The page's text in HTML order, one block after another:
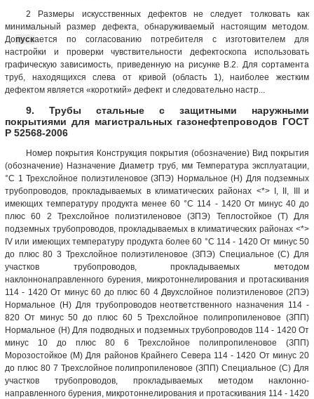
2 Размеры искусственных дефектов не следует толковать как
минимальный размер дефекта, обнаруживаемый настоящим методом.
Допускается по согласованию потребителя с изготовителем для
настройки и проверки чувствительности дефектоскопа использовать
графическую зависимость, приведенную на рисунке В.2. Для сортамента
труб, находящихся слева от кривой (область 1), наиболее жестким
дефектом является «короткий» дефект и следовательно настр...
9. Трубы стальные с защитными наружными
покрытиями для магистральных газонефтепроводов ГОСТ
Р 52568-2006
Номер покрытия Конструкция покрытия (обозначение) Вид покрытия
(обозначение) Назначение Диаметр труб, мм Температура эксплуатации,
°С 1 Трехслойное полиэтиленовое (ЗПЭ) Нормальное (Н) Для подземных
трубопроводов, прокладываемых в климатических районах <*> I, II, III и
имеющих температуру продукта менее 60 °С 114 - 1420 От минус 40 до
плюс 60 2 Трехслойное полиэтиленовое (ЗПЭ) Теплостойкое (Т) Для
подземных трубопроводов, прокладываемых в климатических районах <*>
IV или имеющих температуру продукта более 60 °С 114 - 1420 От минус 50
до плюс 80 3 Трехслойное полиэтиленовое (ЗПЭ) Специальное (С) Для
участков трубопроводов, прокладываемых методом
наклоннонаправленного бурения, микротоннелирования и протаскивания
114 - 1420 От минус 60 до плюс 60 4 Двухслойное полиэтиленовое (2ПЭ)
Нормальное (Н) Для трубопроводов неответственного назначения 114 -
820 От минус 50 до плюс 60 5 Трехслойное полипропиленовое (ЗПП)
Нормальное (Н) Для подводных и подземных трубопроводов 114 - 1420 От
минус 10 до плюс 80 6 Трехслойное полипропиленовое (ЗПП)
Морозостойкое (М) Для районов Крайнего Севера 114 - 1420 От минус 20
до плюс 80 7 Трехслойное полипропиленовое (ЗПП) Специальное (С) Для
участков трубопроводов, прокладываемых методом наклонно-
направленного бурения, микротоннелирования и протаскивания 114 - 1420